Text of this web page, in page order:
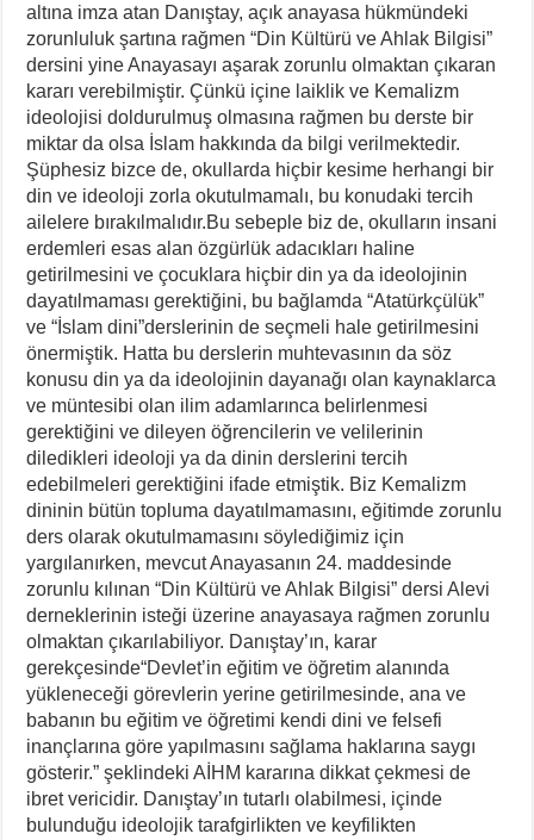
altına imza atan Danıştay, açık anayasa hükmündeki
zorunluluk şartına rağmen “Din Kültürü ve Ahlak Bilgisi”
dersini yine Anayasayı aşarak zorunlu olmaktan çıkaran
kararı verebilmiştir. Çünkü içine laiklik ve Kemalizm
ideolojisi doldurulmuş olmasına rağmen bu derste bir
miktar da olsa İslam hakkında da bilgi verilmektedir.
Şüphesiz bizce de, okullarda hiçbir kesime herhangi bir
din ve ideoloji zorla okutulmamalı, bu konudaki tercih
ailelere bırakılmalıdır.Bu sebeple biz de, okulların insani
erdemleri esas alan özgürlük adacıkları haline
getirilmesini ve çocuklara hiçbir din ya da ideolojinin
dayatılmaması gerektiğini, bu bağlamda “Atatürkçülük”
ve “İslam dini”derslerinin de seçmeli hale getirilmesini
önermiştik. Hatta bu derslerin muhtevasının da söz
konusu din ya da ideolojinin dayanağı olan kaynaklarca
ve müntesibi olan ilim adamlarınca belirlenmesi
gerektiğini ve dileyen öğrencilerin ve velilerinin
diledikleri ideoloji ya da dinin derslerini tercih
edebilmeleri gerektiğini ifade etmiştik. Biz Kemalizm
dininin bütün topluma dayatılmamasını, eğitimde zorunlu
ders olarak okutulmamasını söylediğimiz için
yargılanırken, mevcut Anayasanın 24. maddesinde
zorunlu kılınan “Din Kültürü ve Ahlak Bilgisi” dersi Alevi
derneklerinin isteği üzerine anayasaya rağmen zorunlu
olmaktan çıkarılabiliyor. Danıştay’ın, karar
gerekçesinde“Devlet’in eğitim ve öğretim alanında
yükleneceği görevlerin yerine getirilmesinde, ana ve
babanın bu eğitim ve öğretimi kendi dini ve felsefi
inançlarına göre yapılmasını sağlama haklarına saygı
gösterir.” şeklindeki AİHM kararına dikkat çekmesi de
ibret vericidir. Danıştay’ın tutarlı olabilmesi, içinde
bulunduğu ideolojik tarafgirlikten ve keyfilikten